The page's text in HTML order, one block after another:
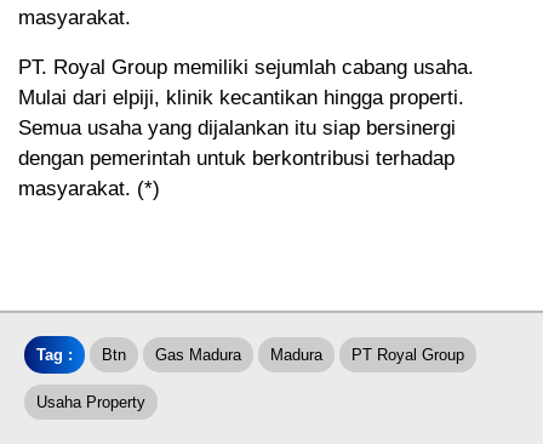
masyarakat.
PT. Royal Group memiliki sejumlah cabang usaha.
Mulai dari elpiji, klinik kecantikan hingga properti.
Semua usaha yang dijalankan itu siap bersinergi
dengan pemerintah untuk berkontribusi terhadap
masyarakat. (*)
Tag : Btn Gas Madura Madura PT Royal Group
Usaha Property